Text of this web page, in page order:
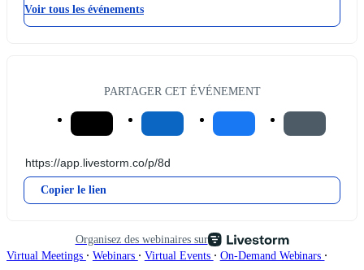
Voir tous les événements
PARTAGER CET ÉVÉNEMENT
Copier le lien
Organisez des webinaires sur
Virtual Meetings ∙ Webinars ∙ Virtual Events ∙ On-Demand Webinars ∙